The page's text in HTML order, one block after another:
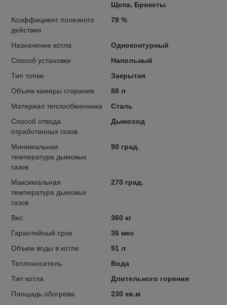
Щепа, Брикеты
Коэффициент полезного
действия
78 %
Назначение котла
Одноконтурный
Способ установки
Напольный
Тип топки
Закрытая
Объем камеры сгорания
88 л
Материал теплообменника
Сталь
Способ отвода
отработанных газов
Дымоход
Минимальная
температура дымовых
газов
90 град.
Максимальная
температура дымовых
газов
270 град.
Вес
360 кг
Гарантийный срок
36 мес
Объем воды в котле
91 л
Теплоноситель
Вода
Тип котла
Длительного горения
Площадь обогрева
230 кв.м